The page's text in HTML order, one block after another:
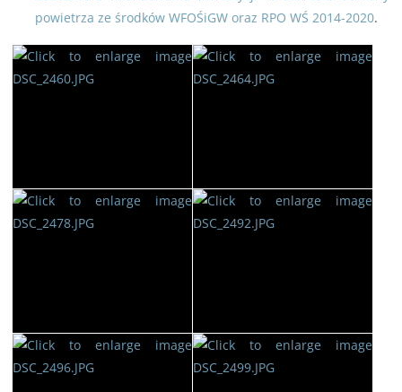
powietrza ze środków WFOŚiGW oraz RPO WŚ 2014-2020.